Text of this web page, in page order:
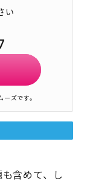
い
ズです。
含めて、し